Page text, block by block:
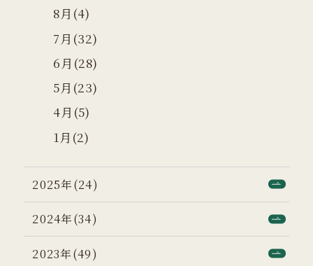
8月(4)
7月(32)
6月(28)
5月(23)
4月(5)
1月(2)
2025年(24)
2024年(34)
2023年(49)